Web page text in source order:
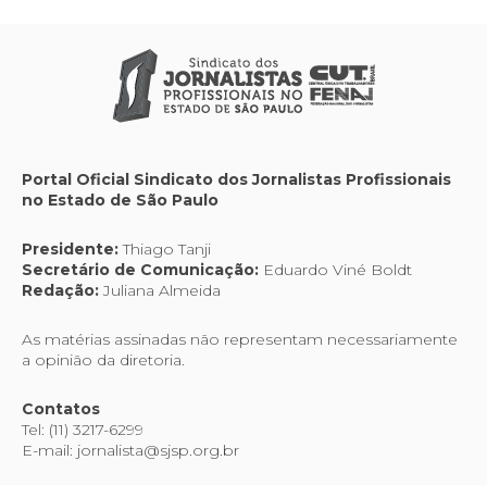
Portal Oficial Sindicato dos Jornalistas Profissionais
no Estado de São Paulo
Presidente:Thiago Tanji
Secretário de Comunicação: Eduardo Viné Boldt
Redação:Juliana Almeida
As matérias assinadas não representam necessariamente
a opinião da diretoria.
Contatos
Tel: (11) 3217-6299
E-mail: jornalista@sjsp.org.br